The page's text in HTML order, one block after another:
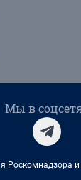
Мы в
Роскомнадзора и